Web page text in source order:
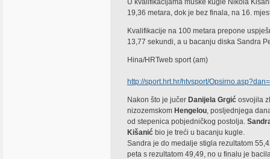
U kvalifikacijama muške kugle Nikola
19,36 metara, dok je bez finala, na 16.
Kvalifikacije na 100 metara prepone
13,77 sekundi, a u bacanju diska Sandra
Hina/HRTweb sport (am)
http://sport.hrt.hr/htvsport/
Nakon što je jučer Danijela Grgić osvojila
nizozemskom Hengelou, posljednjega
od stepenica pobjedničkog postolja.
Kišanić bio je treći u bacanju kugle.
Sandra je do medalje stigla rezultatom
peta s rezultatom 49,49, no u finalu je